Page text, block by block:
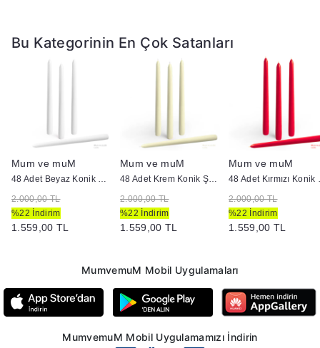
Bu Kategorinin En Çok Satanları
Mum ve muM
48 Adet Beyaz Konik Şamdan Mum
2.000,00 TL
%22 İndirim
1.559,00 TL
Mum ve muM
48 Adet Krem Konik Şamdan Mum
2.000,00 TL
%22 İndirim
1.559,00 TL
Mum ve muM
48
2.000,00 TL
%22 İndirim
1.559,00 TL
MumvemuM Mobil Uygulamaları
MumvemuM Mobil Uygulamamızı İndirin